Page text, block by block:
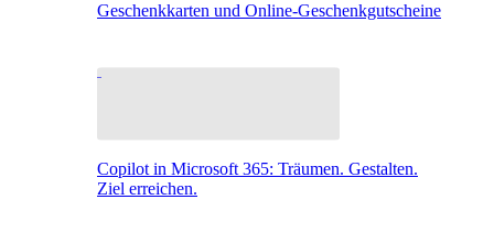
Geschenkkarten und Online-Geschenkgutscheine
Copilot in Microsoft 365: Träumen. Gestalten.
Ziel erreichen.